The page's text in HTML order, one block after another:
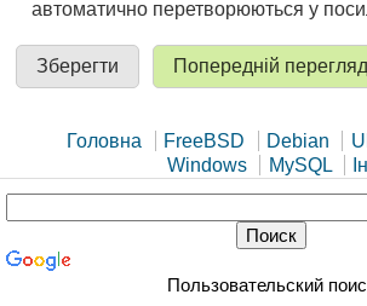
автоматично перетворюються у
Головна FreeBSD Debian
Windows
MySQL
Пользовательский